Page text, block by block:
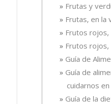
Frutas y
Frutas, en la
Frutos
Frutos rojos,
Guía de
Guía de
cuidarnos
Guía de la